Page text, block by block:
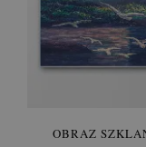
OBRAZ